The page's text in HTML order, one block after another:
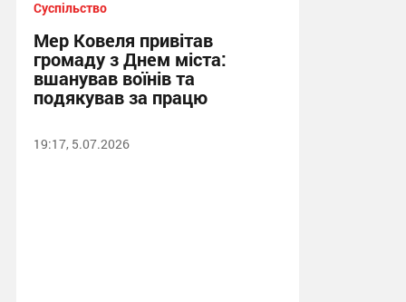
Суспільство
Мер Ковеля привітав
громаду з Днем міста:
вшанував воїнів та
подякував за працю
19:17, 5.07.2026